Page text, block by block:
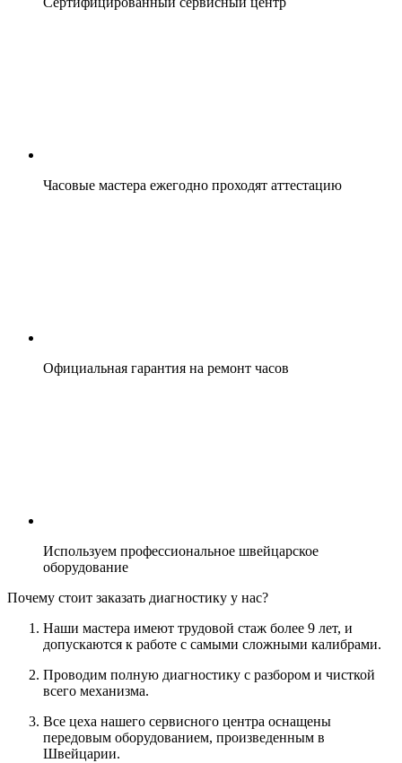
Часовые мастера ежегодно проходят аттестацию
Официальная гарантия на ремонт часов
Используем профессиональное швейцарское
оборудование
Почему стоит заказать диагностику у нас?
Наши мастера имеют трудовой стаж более 9 лет, и
допускаются к работе с самыми сложными калибрами.
Проводим полную диагностику с разбором и чисткой
всего механизма.
Все цеха нашего сервисного центра оснащены
передовым оборудованием, произведенным в
Швейцарии.